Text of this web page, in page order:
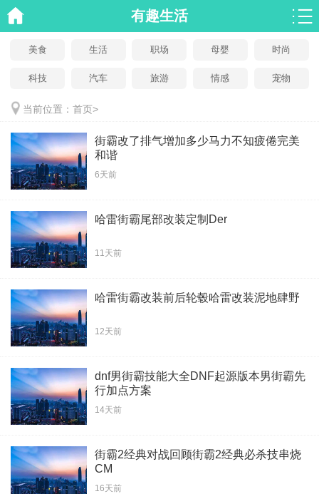
有趣生活
美食 生活 职场 母婴 时尚
科技 汽车 旅游 情感 宠物
当前位置： 首页>
街霸改了排气增加多少马力不知疲倦完美
和谐
6天前
哈雷街霸尾部改装定制Der
11天前
哈雷街霸改装前后轮毂哈雷改装泥地肆野
12天前
dnf男街霸技能大全DNF起源版本男街霸先
行加点方案
14天前
街霸2经典对战回顾街霸2经典必杀技串烧
CM
16天前